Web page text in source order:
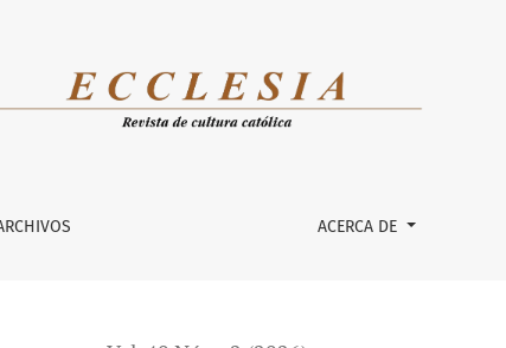
Jesús a los Santos, Didaskalos (Colección Cor ad Cor, 7),
ACERCA DE